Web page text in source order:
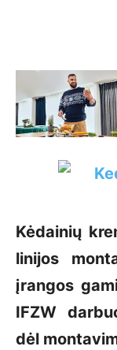
Kėdainių
linijos
įrangos
IFZW
dėl